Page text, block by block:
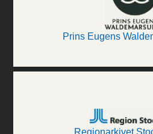
Prins Eugens
Regionarkivet